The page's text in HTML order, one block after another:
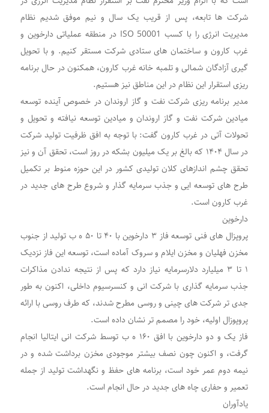
شرکت ها تابعه، پس از قریب یک سال و نیم موفق شدیم نظام
مدیریت انرژی را با کسب ISO 50001 در منطقه عملیاتی دارخوین و
غرب کارون و ساختمان های ستادی شرکت مستقر کنیم. و با تحویل
گیری آزادگان شمالی و تلمبه خانه غرب کارون، همکنون در حال برنامه
ریزی استقرار این نظام در این مناطق نیز هستیم.
مدیر برنامه ریزی شرکت نفت و گاز اروندان در خصوص آینده توسعه
میادین شرکت نفت و گاز اروندان و میادین توسعه نیافته و تحویل و
تحولات آتی در غرب کارون گفت: با توجه به افق ظرفیت تولید شرکت
در سال ۱۴۰۴ که بالغ بر یک میلیون بشکه در روز است، تحقق آن و نیز
تحقق چشم اندازهای کلان تولیدی کشور در این حوزه منوط بر تکمیل
طرح های توسعه ایی و جذب سرمایه گذار و شروع طرح های جدید در
غرب کارون است.
دارخوین
پروپزال های فنی توسعه فاز ۳ دارخوین با ۴۰ تا ۵۰ ه ب تولید از جنوب
مخزن فهلیان و مخزن ایلام و سروک آماده است، توسعه این فاز نزدیک
۱ تا ۳ میلیارد دلارسرمایه نیاز دارد که پس از نتیجه ندادن مذاکرات
جذب سرمایه گذاری با شرکت انی و کنسرسیوم داخلی، اکنون به طور
جدی تر شرکت های چینی و روسی مطرح شدند، که طرف روسی با ارائه
پروپوزال اولیه، خود را مصمم تر نشان داده است.
فاز یک و دو دارخوین با افق ۱۶۰ ه ب توسط شرکت انی ایتالیا انجام
گرفت، و اکنون چون نصف بیشتر موجودی مخزن برداشت شده و در
نیمه دوم عمر خود است، برنامه های حفظ و نگهداشت تولید از جمله
تعمیر و حفاری چاه های جدید در حال انجام است.
یادآوران